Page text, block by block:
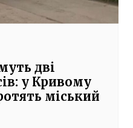
дві
у Кривому
міський